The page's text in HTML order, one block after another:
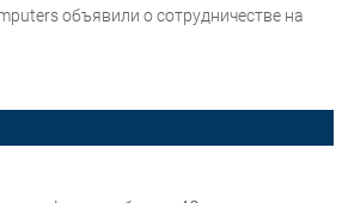
объявили о сотрудничестве на